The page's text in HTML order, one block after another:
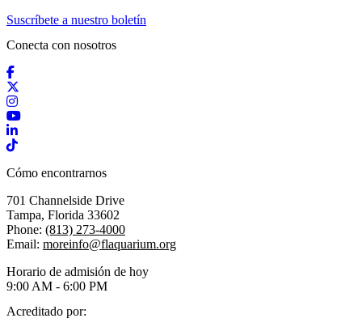
Suscríbete a nuestro boletín
Conecta con nosotros
Facebook
Instagram
YouTube
LinkedIn
TikTok
Cómo encontrarnos
701 Channelside Drive
Tampa, Florida 33602
Phone: (813) 273-4000
Email: moreinfo@flaquarium.org
Horario de admisión de hoy
9:00 AM - 6:00 PM
Acreditado por: